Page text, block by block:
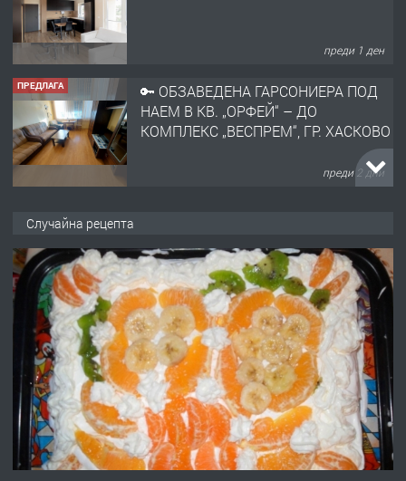
преди 1 ден
ПРЕДЛАГА
🔑 ОБЗАВЕДЕНА ГАРСОНИЕРА ПОД
НАЕМ В КВ. „ОРФЕЙ“ – ДО
КОМПЛЕКС „ВЕСПРЕМ“, ГР. ХАСКОВО
преди 2 дни
АПАРТАМЕНТ В ЦЕНТЪРА НА ГР.
ХАСКОВО
преди 3 дни
ПРЕДЛАГА Давам гараж под наем
преди 3 дни
ПРЕДЛАГА
№4120 Магазин/Офис под наем в кв.
Случайна рецепта